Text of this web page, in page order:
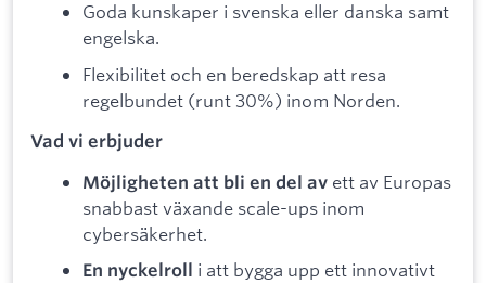
Goda kunskaper i svenska eller danska samt
engelska.
Flexibilitet och en beredskap att resa
regelbundet (runt 30%) inom Norden.
Vad vi erbjuder
Möjligheten att bli en del av ett av Europas
snabbast växande scale-ups inom
cybersäkerhet.
En nyckelroll i att bygga upp ett innovativt